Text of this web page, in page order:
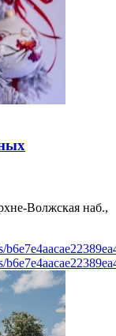
Волжская наб.,